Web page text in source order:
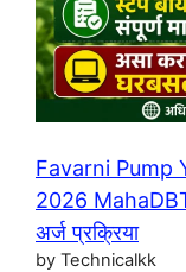
Favarni Pump
2026 MahaDBT
अर्ज प्रक्रिया
by Technicalkk